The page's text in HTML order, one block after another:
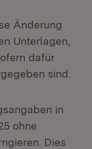
Änderung
Unterlagen,
dafür
sind.
in
ohne
Dies